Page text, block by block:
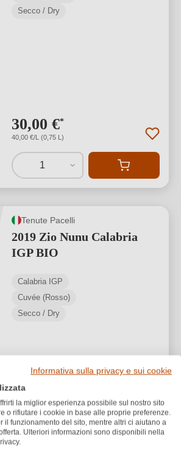
Secco / Dry
30,00 €*
40,00 €/L (0,75 L)
1
Tenute Pacelli
2019 Zio Nunu Calabria
IGP BIO
Calabria IGP
Cuvée (Rosso)
Secco / Dry
30,00 €
28,50 €*
38,00 €/L (0,75 L)
Informativa sulla privacy e sui cookie
la miglior esperienza possibile sul nostro sito
o rifiutare i cookie in base alle proprie preferenze.
il funzionamento del sito, mentre altri ci aiutano a
Ulteriori informazioni sono disponibili nella